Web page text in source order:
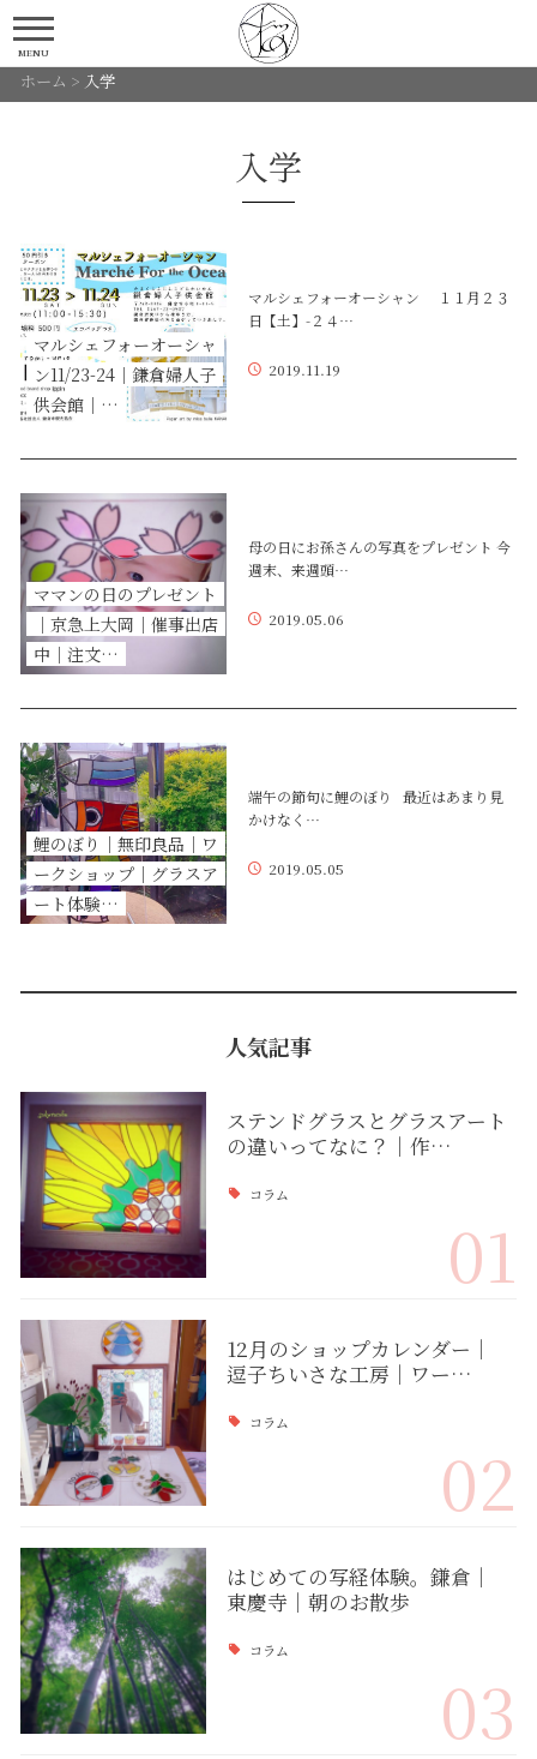
MENU
ホーム > 入学
入学
マルシェフォーオーシャ
ン11/23-24｜鎌倉婦人子
供会館｜…
マルシェフォーオーシャン １１月２３
日【土】-２４…
2019.11.19
ママンの日のプレゼント
｜京急上大岡｜催事出店
中｜注文…
母の日にお孫さんの写真をプレゼント 今
週末、来週頭…
2019.05.06
鯉のぼり｜無印良品｜ワ
ークショップ｜グラスア
ート体験…
端午の節句に鯉のぼり 最近はあまり見
かけなく…
2019.05.05
人気記事
ステンドグラスとグラスアート
の違いってなに？｜作…
コラム
01
12月のショップカレンダー｜
逗子ちいさな工房｜ワー…
コラム
02
はじめての写経体験。鎌倉｜
東慶寺｜朝のお散歩
コラム
03